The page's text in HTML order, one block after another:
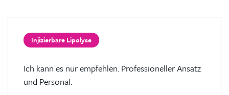
Injizierbare Lipolyse
Ich kann es nur empfehlen. Professioneller Ansatz
und Personal.